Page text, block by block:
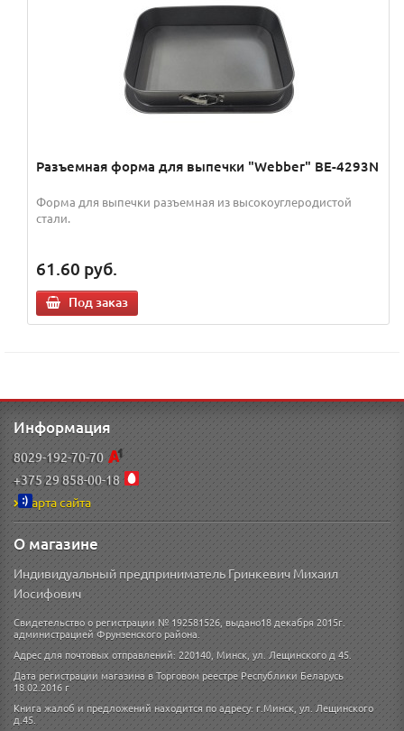
Разъемная форма для выпечки "Webber" BE-4293N
Форма для выпечки разъемная из высокоуглеродистой
стали.
61.60 руб.
Под заказ
Информация
8029-192-70-70
+375 29 858-00-18
Карта сайта
О магазине
Индивидуальный предприниматель Гринкевич Михаил
Иосифович
Свидетельство о регистрации № 192581526, выдано18 декабря 2015г.
администрацией Фрунзенского района.
Адрес для почтовых отправлений: 220140, Минск, ул. Лещинского д 45.
Дата регистрации магазина в Торговом реестре Республики Беларусь
18.02.2016 г
Книга жалоб и предложений находится по адресу: г.Минск, ул. Лещинского
д.45.